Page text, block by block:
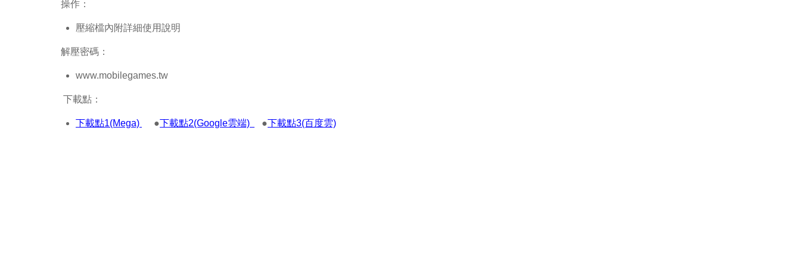
操作：
壓縮檔內附詳細使用說明
解壓密碼：
www.mobilegames.tw
下載點：
下載點1(Mega) ●下載點2(Google雲端) ●下載點3(百度雲)